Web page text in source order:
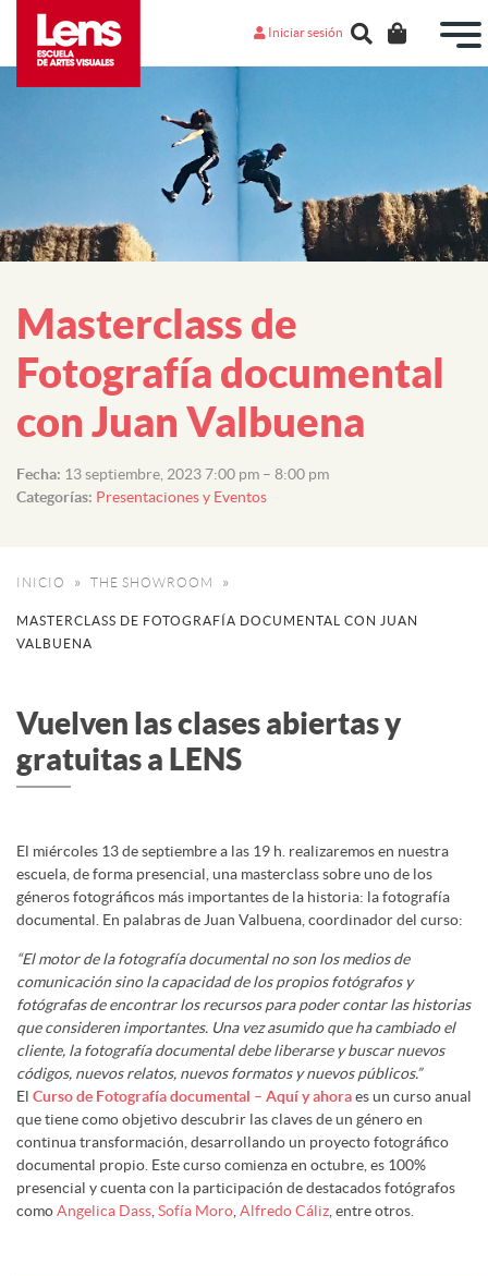
Iniciar sesión
Masterclass de
Fotografía documental
con Juan Valbuena
Fecha: 13 septiembre, 2023 7:00 pm – 8:00 pm
Categorías: Presentaciones y Eventos
INICIO THE SHOWROOM
MASTERCLASS DE FOTOGRAFÍA DOCUMENTAL CON JUAN
VALBUENA
Vuelven las clases abiertas y
gratuitas a LENS
El miércoles 13 de septiembre a las 19 h. realizaremos en nuestra
escuela, de forma presencial, una masterclass sobre uno de los
géneros fotográficos más importantes de la historia: la fotografía
documental. En palabras de Juan Valbuena, coordinador del curso:
“El motor de la fotografía documental no son los medios de
comunicaciónsino la capacidad de los propios fotógrafos y
fotógrafas de encontrar losrecursos para poder contar las historias
que consideren importantes. Una vez asumido que ha cambiado el
cliente, la fotografía documental debeliberarse y buscar nuevos
códigos, nuevos relatos, nuevos formatos y nuevos públicos.”
El Curso de Fotografía documental – Aquí y ahoraes un curso anual
que tiene como objetivo descubrir las claves de un género en
continua transformación, desarrollando un proyecto fotográfico
documental propio. Este curso comienza en octubre, es 100%
presencial y cuenta con la participación de destacados fotógrafos
comoAngelica Dass Sofía Moro Alfredo Cáliz , entre otros.